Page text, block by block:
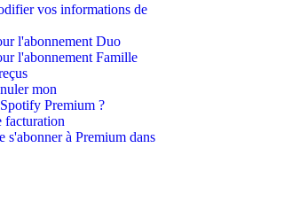
vos informations de
l'abonnement Duo
l'abonnement Famille
mon
Premium ?
facturation
s'abonner à Premium dans